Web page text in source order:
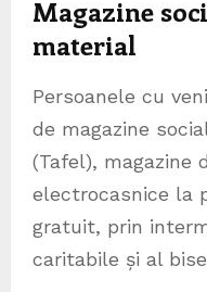
Magazine
material
Persoanele cu
de magazine
(Tafel), magazine
electrocasnice la
gratuit, prin
caritabile și al